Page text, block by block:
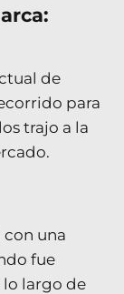
de
para
trajo a la
con una
fue
largo de